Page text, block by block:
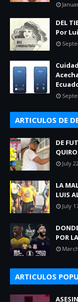
DEL
Por
ARTICULOS DE
DE
July
LA
LUIS
July
POR
ARTICULOS